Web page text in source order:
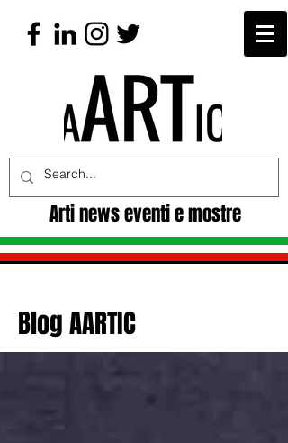
Arti news eventi e mostre
Blog AARTIC